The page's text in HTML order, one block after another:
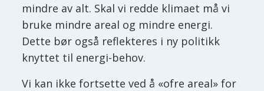
mindre av alt. Skal vi redde klimaet må vi
bruke mindre areal og mindre energi.
Dette bør også reflekteres i ny politikk
knyttet til energi-behov.
Vi kan ikke fortsette ved å «ofre areal» for